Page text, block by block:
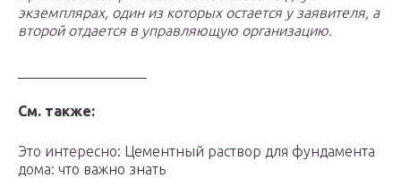
экземплярах, один из которых остается у заявителя, а
второй отдается в управляющую организацию.
См. также:
Это интересно: Цементный раствор для фундамента
дома: что важно знать